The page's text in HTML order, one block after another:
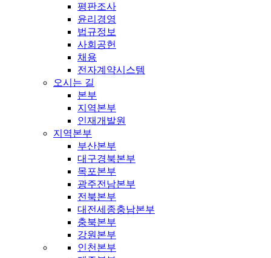
평판조사
윤리경영
법규정보
사회공헌
채용
전자계약시스템
오시는 길
본부
지역본부
인재개발원
지역본부
부산본부
대구경북본부
목포본부
광주전남본부
전북본부
대전세종충남본부
충북본부
강원본부
인천본부